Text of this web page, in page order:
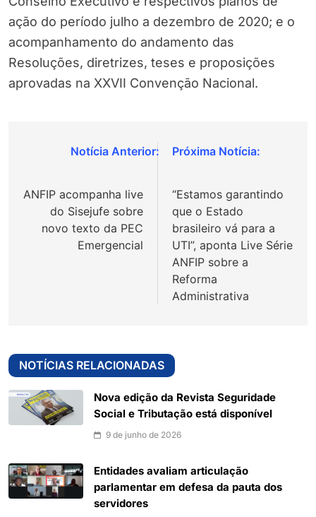
ação do período julho a dezembro de 2020; e o
acompanhamento do andamento das
Resoluções, diretrizes, teses e proposições
aprovadas na XXVII Convenção Nacional.
Navegação
Post
ANFIP acompanha live
do Sisejufe sobre
novo texto da PEC
Emergencial
“Estamos garantindo
que o Estado
brasileiro vá para a
UTI”, aponta Live Série
ANFIP sobre a
Reforma
Administrativa
NOTÍCIAS RELACIONADAS
Nova edição da Revista Seguridade
Social e Tributação está disponível
9 de junho de 2026
Entidades avaliam articulação
parlamentar em defesa da pauta dos
servidores